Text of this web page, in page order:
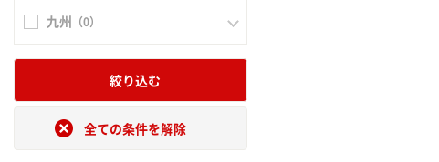
九州 （0）
絞り込む
全ての条件を解除